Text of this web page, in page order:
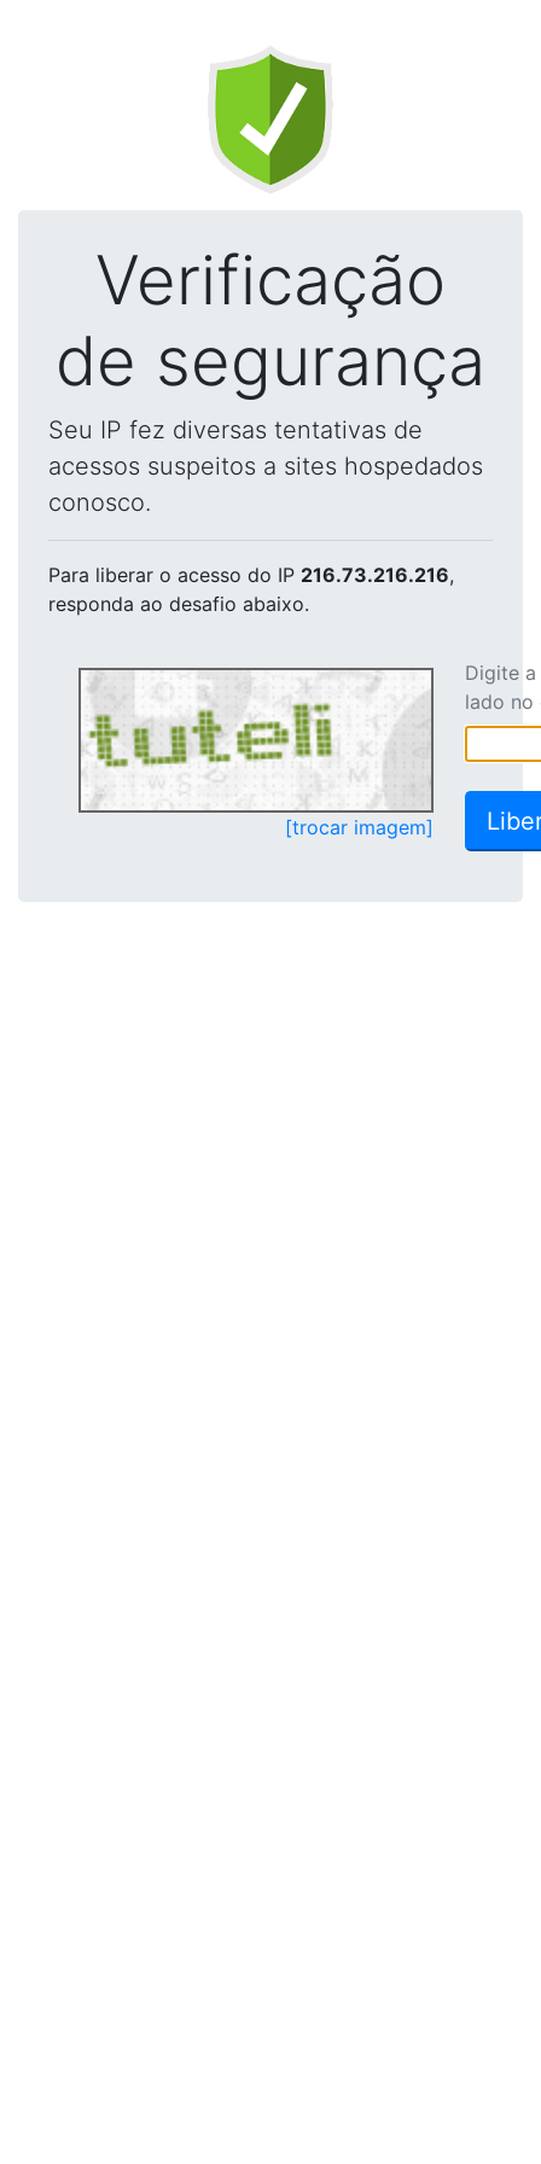
Verificação
de segurança
Seu IP fez diversas tentativas de
acessos suspeitos a sites hospedados
conosco.
Para liberar o acesso do IP 216.73.216.216,
responda ao desafio abaixo.
[trocar imagem]
Digite
lado no